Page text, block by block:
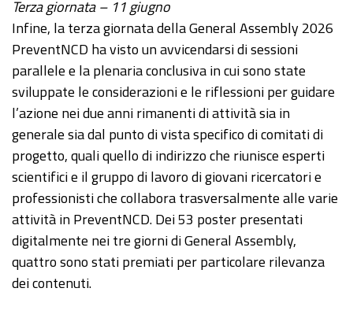
Terza giornata – 11 giugno
Infine, la terza giornata della General Assembly 2026
PreventNCD ha visto un avvicendarsi di sessioni
parallele e la plenaria conclusiva in cui sono state
sviluppate le considerazioni e le riflessioni per guidare
l’azione nei due anni rimanenti di attività sia in
generale sia dal punto di vista specifico di comitati di
progetto, quali quello di indirizzo che riunisce esperti
scientifici e il gruppo di lavoro di giovani ricercatori e
professionisti che collabora trasversalmente alle varie
attività in PreventNCD. Dei 53 poster presentati
digitalmente nei tre giorni di General Assembly,
quattro sono stati premiati per particolare rilevanza
dei contenuti.